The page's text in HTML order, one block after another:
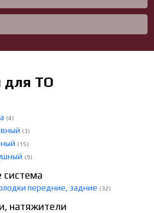
для ТО
(4)
(3)
(15)
(9)
передние, задние (32)
натяжители